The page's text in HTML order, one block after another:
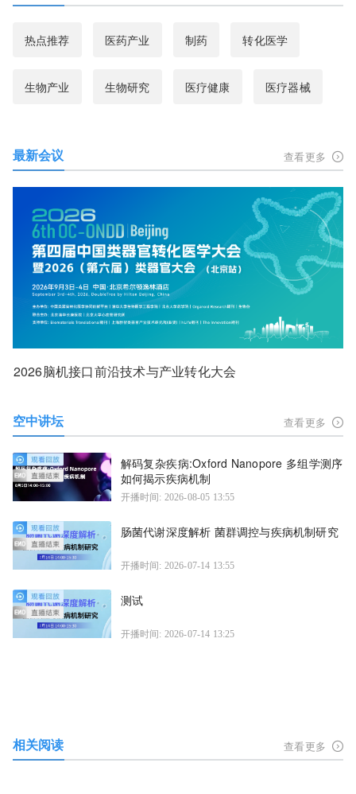
热点推荐 医药产业 制药 转化医学
生物产业 生物研究 医疗健康 医疗器械
最新会议 查看更多
2026脑机接口前沿技术与产业转化大会
空中讲坛 查看更多
解码复杂疾病:Oxford Nanopore 多组学测序
如何揭示疾病机制
开播时间: 2026-08-05 13:55
肠菌代谢深度解析 菌群调控与疾病机制研究
开播时间: 2026-07-14 13:55
测试
开播时间: 2026-07-14 13:25
相关阅读 查看更多